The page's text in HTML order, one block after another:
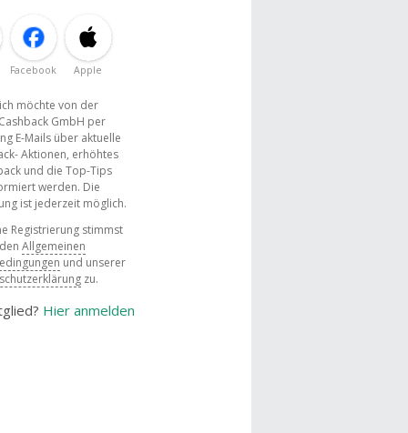
Facebook Apple
ich möchte von der
GmbH per
E-Mails über aktuelle
Aktionen, erhöhtes
und die Top-Tips
werden. Die
ist jederzeit möglich.
Registrierung stimmst
Allgemeinen
und unserer
zu.
Hier anmelden